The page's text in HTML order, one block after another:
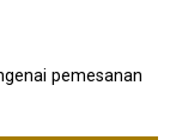
pemesanan